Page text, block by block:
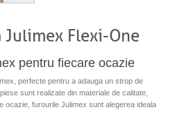
Julimex Flexi-One
pentru fiecare ocazie
perfecte pentru a adauga un strop de
sunt realizate din materiale de calitate,
ocazie, furourile Julimex sunt alegerea ideala